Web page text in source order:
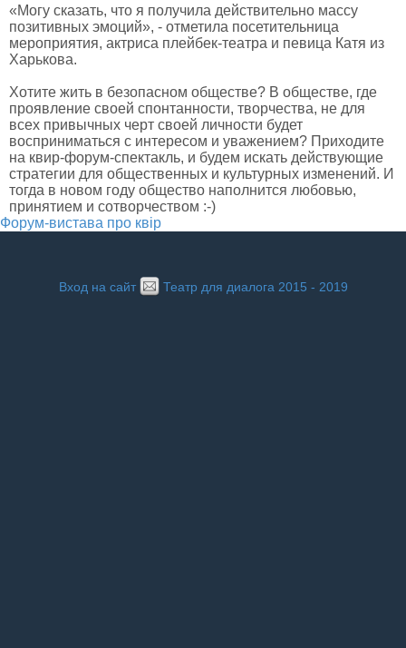
«Могу сказать, что я получила действительно массу
позитивных эмоций», - отметила посетительница
мероприятия, актриса плейбек-театра и певица Катя из
Харькова.
Хотите жить в безопасном обществе? В обществе, где
проявление своей спонтанности, творчества, не для
всех привычных черт своей личности будет
восприниматься с интересом и уважением? Приходите
на квир-форум-спектакль, и будем искать действующие
стратегии для общественных и культурных изменений. И
тогда в новом году общество наполнится любовью,
принятием и сотворчеством :-)
Форум-вистава про квір
Вход на сайт Театр для диалога 2015 - 2019